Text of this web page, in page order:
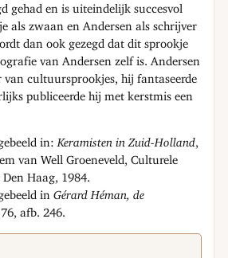
gehad en is uiteindelijk succesvol
als zwaan en Andersen als schrijver
dan ook gezegd dat dit sprookje
van Andersen zelf is. Andersen
van cultuursprookjes, hij fantaseerde
publiceerde hij met kerstmis een
in: Keramisten in Zuid-Holland,
van Well Groeneveld, Culturele
Haag, 1984.
inGérard Héman, de
afb. 246.